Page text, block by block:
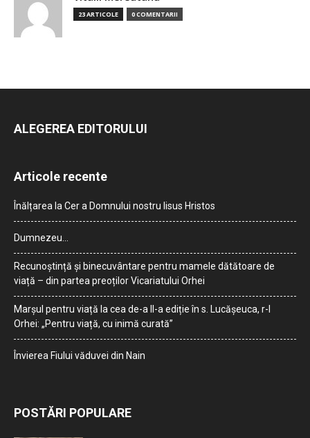
23 ARTICOLE 0 COMENTARII
ALEGEREA EDITORULUI
Articole recente
Înălțarea la Cer a Domnului nostru Iisus Hristos
Dumnezeu…
Recunoștință și binecuvântare pentru mamele dătătoare de
viață – din partea preoților Vicariatului Orhei
Marșul pentru viață la cea de-a II-a ediție în s. Lucășeuca, r-l
Orhei: „Pentru viață, cu inimă curată”
Învierea Fiului văduvei din Nain
POSTĂRI POPULARE